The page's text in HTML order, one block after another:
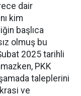
dair
kim
başlıca
olmuş bu
2025 tarihli
PKK
taleplerini
ve